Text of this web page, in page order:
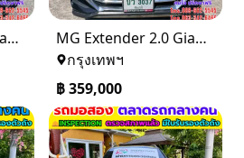
MG Extender 2.0 Giant Cab Grand X ปี 2022
MG Extender 2.0 Giant Cab Grand X ปี 2025
กรุงเทพฯ
฿359,000